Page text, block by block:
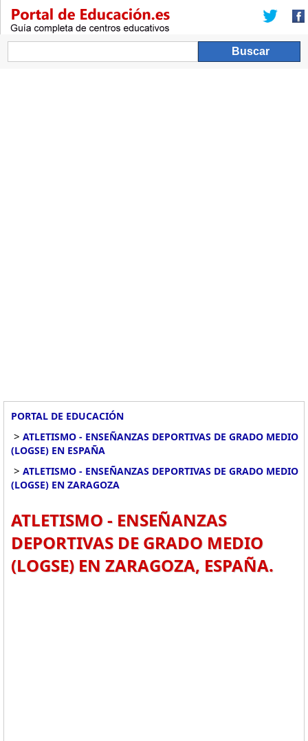
PORTAL DE EDUCACIÓN
> ATLETISMO - ENSEÑANZAS DEPORTIVAS DE GRADO MEDIO
(LOGSE) EN ESPAÑA
> ATLETISMO - ENSEÑANZAS DEPORTIVAS DE GRADO MEDIO
(LOGSE) EN ZARAGOZA
ATLETISMO - ENSEÑANZAS
DEPORTIVAS DE GRADO MEDIO
(LOGSE) EN ZARAGOZA, ESPAÑA.